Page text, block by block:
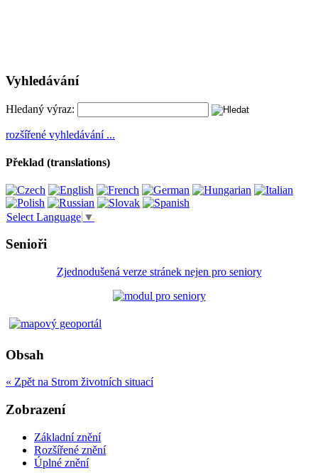
Vyhledávání
Hledaný výraz:
rozšířené vyhledávání ...
Překlad (translations)
Select Language ▼
Senioři
Zjednodušená verze stránek nejen pro seniory
Obsah
« Zpět na Strom životních situací
Zobrazení
Základní znění
Rozšířené znění
Úplné znění